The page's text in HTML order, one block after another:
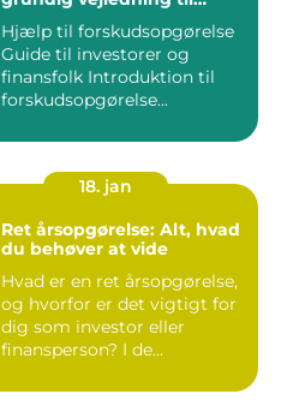
Hjælp til forskudsopgørelse
Guide til investorer og
finansfolk Introduktion til
forskudsopgørelse...
18. jan
Ret årsopgørelse: Alt, hvad
du behøver at vide
Hvad er en ret årsopgørelse,
og hvorfor er det vigtigt for
dig som investor eller
finansperson? I de...